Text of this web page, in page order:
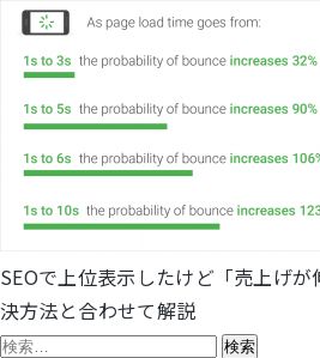
投
稿
SEOで上位表示したけど「売上げ
決方法と合わせて解説
検